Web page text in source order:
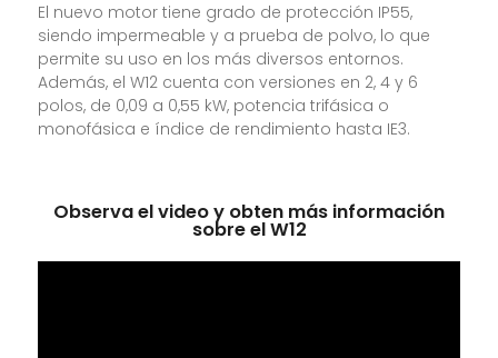
El nuevo motor tiene grado de protección IP55,
siendo impermeable y a prueba de polvo, lo que
permite su uso en los más diversos entornos.
Además, el W12 cuenta con versiones en 2, 4 y 6
polos, de 0,09 a 0,55 kW, potencia trifásica o
monofásica e índice de rendimiento hasta IE3.
Observa el video y obten más información
sobre el W12